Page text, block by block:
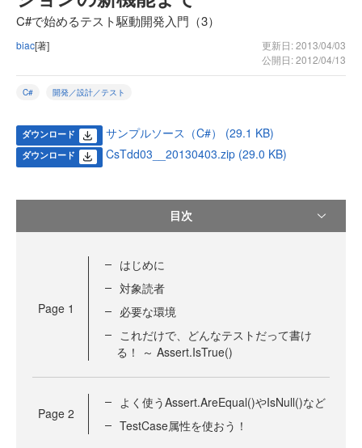
C#で始めるテスト駆動開発入門（3）
biac[著]
更新日: 2013/04/03
公開日: 2012/04/13
C# 開発／設計／テスト
ダウンロード サンプルソース（C#） (29.1 KB)
ダウンロード CsTdd03__20130403.zip (29.0 KB)
目次
Page 1
はじめに
対象読者
必要な環境
これだけで、どんなテストだって書け
る！ ～ Assert.IsTrue()
Page 2
よく使うAssert.AreEqual()やIsNull()など
TestCase属性を使おう！